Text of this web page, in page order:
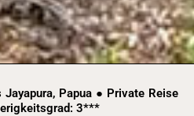
Papua ● Private Reise
3***